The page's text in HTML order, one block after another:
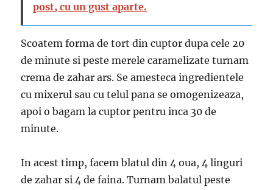
post, cu un gust aparte.
Scoatem forma de tort din cuptor dupa cele 20
de minute si peste merele caramelizate turnam
crema de zahar ars. Se amesteca ingredientele
cu mixerul sau cu telul pana se omogenizeaza,
apoi o bagam la cuptor pentru inca 30 de
minute.
In acest timp, facem blatul din 4 oua, 4 linguri
de zahar si 4 de faina. Turnam balatul peste